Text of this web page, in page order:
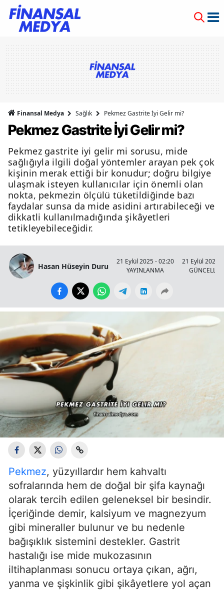
Finansal Medya Sağlık Pekmez Gastrite İyi Gelir mi?
Pekmez Gastrite İyi Gelir mi?
Pekmez gastrite iyi gelir mi sorusu, mide
sağlığıyla ilgili doğal yöntemler arayan pek çok
kişinin merak ettiği bir konudur; doğru bilgiye
ulaşmak isteyen kullanıcılar için önemli olan
nokta, pekmezin ölçülü tüketildiğinde bazı
faydalar sunsa da mide asidini artırabileceği ve
dikkatli kullanılmadığında şikâyetleri
tetikleyebileceğidir.
Hasan Hüseyin Duru
21 Eylül 2025 - 02:20
YAYINLANMA
21 Eylül 2025
Pekmez, yüzyıllardır hem kahvaltı
sofralarında hem de doğal bir şifa kaynağı
olarak tercih edilen geleneksel bir besindir.
İçeriğinde demir, kalsiyum ve magnezyum
gibi mineraller bulunur ve bu nedenle
bağışıklık sistemini destekler. Gastrit
hastalığı ise mide mukozasının
iltihaplanması sonucu ortaya çıkan, ağrı,
yanma ve şişkinlik gibi şikâyetlere yol açan